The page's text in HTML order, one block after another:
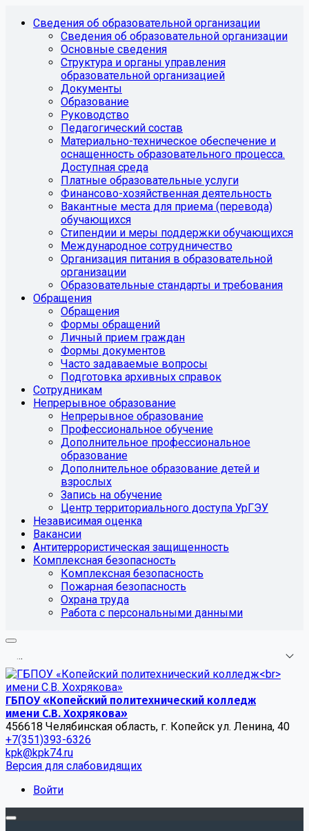
Сведения об образовательной организации
Сведения об образовательной организации
Основные сведения
Структура и органы управления
образовательной организацией
Документы
Образование
Руководство
Педагогический состав
Материально-техническое обеспечение и
оснащенность образовательного процесса.
Доступная среда
Платные образовательные услуги
Финансово-хозяйственная деятельность
Вакантные места для приема (перевода)
обучающихся
Стипендии и меры поддержки обучающихся
Международное сотрудничество
Организация питания в образовательной
организации
Образовательные стандарты и требования
Обращения
Обращения
Формы обращений
Личный прием граждан
Формы документов
Часто задаваемые вопросы
Подготовка архивных справок
Сотрудникам
Непрерывное образование
Непрерывное образование
Профессиональное обучение
Дополнительное профессиональное
образование
Дополнительное образование детей и
взрослых
Запись на обучение
Центр территориального доступа УрГЭУ
Независимая оценка
Вакансии
Антитеррористическая защищенность
Комплексная безопасность
Комплексная безопасность
Пожарная безопасность
Охрана труда
Работа с персональными данными
...
ГБПОУ «Копейский политехнический колледж
имени С.В. Хохрякова»
456618 Челябинская область, г. Копейск ул. Ленина, 40
+7(351)393-6326
kpk@kpk74.ru
Версия для слабовидящих
Войти